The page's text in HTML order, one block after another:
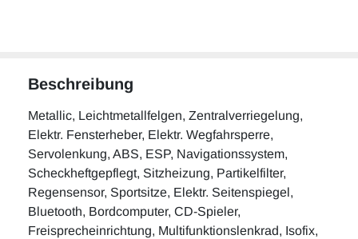
Beschreibung
Metallic, Leichtmetallfelgen, Zentralverriegelung,
Elektr. Fensterheber, Elektr. Wegfahrsperre,
Servolenkung, ABS, ESP, Navigationssystem,
Scheckheftgepflegt, Sitzheizung, Partikelfilter,
Regensensor, Sportsitze, Elektr. Seitenspiegel,
Bluetooth, Bordcomputer, CD-Spieler,
Freisprecheinrichtung, Multifunktionslenkrad, Isofix,